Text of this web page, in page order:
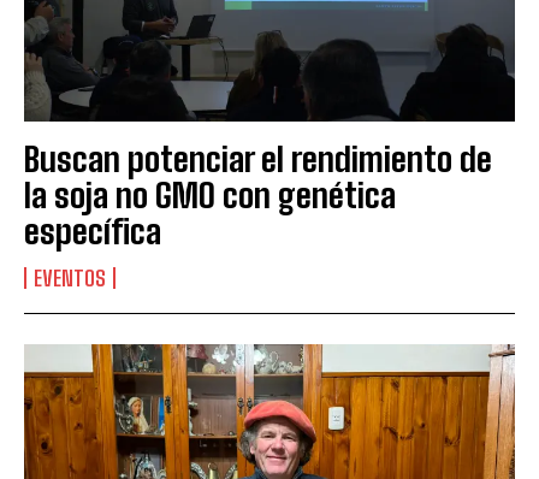
Buscan potenciar el rendimiento de
la soja no GMO con genética
específica
EVENTOS